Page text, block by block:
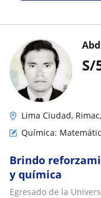
S/
Lima Ciudad,
Química:
Brindo
y química
Egresado de la